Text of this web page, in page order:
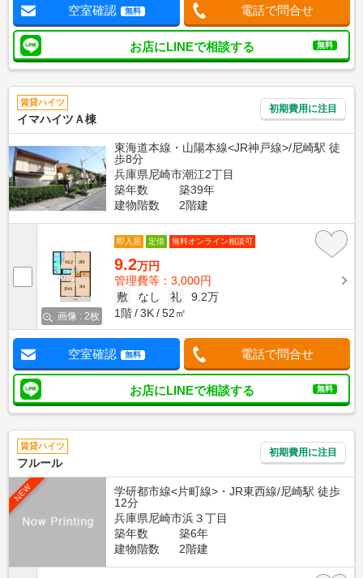
空室確認 無料 電話で問合せ
お店にLINEで相談する 無料
賃貸ハイツ
イマハイツＡ棟
初期費用に注目
東海道本線・山陽本線<JR神戸線>/尼崎駅 徒
歩8分
兵庫県尼崎市潮江2丁目
築年数
築39年
建物階数
2階建
画像 : 2枚
即入居 定借 無料オンライン相談可
9.2万円
管理費等：3,000円
敷
なし 礼
9.2万
1階
3K 52㎡
空室確認 無料 電話で問合せ
お店にLINEで相談する 無料
賃貸ハイツ
フルール
初期費用に注目
NEW
学研都市線<片町線>・JR東西線/尼崎駅 徒歩
12分
兵庫県尼崎市浜３丁目
築年数
築6年
建物階数
2階建